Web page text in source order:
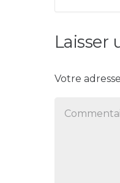
Laisser
Votre